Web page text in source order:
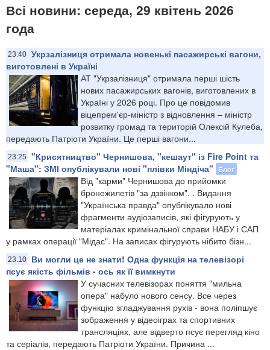
Всі новини: середа, 29 квітень 2026
года
23:40 Укрзалізниця отримала новенькі пасажирські вагони,
виготовлені в Україні
АТ "Укрзалізниця" отримала перші шість
нових пасажирських вагонів, виготовлених в
Україні у 2026 році. Про це повідомив
віцепрем'єр-міністр з відновлення – міністр
розвитку громад та територій Олексій Кулеба,
передають Патріоти України. Це перші вагони...
23:25
"Крисятництво" Чернишова, "кешаут" із Fire Point та
"Маша": ЗМІ опублікували нові "плівки Міндіча"
Блог
Від "карми" Чернишова до прийомки
бронежилетів "за дзвінком". . Видання
"Українська правда" опублікувало нові
фрагменти аудіозаписів, які фігурують у
матеріалах кримінальної справи НАБУ і САП
у рамках операції "Мідас". На записах фігурують нібито бізн...
23:10
Ви могли це не знати! Одна функція на телевізорі
псує якість фільмів - ось як її вимкнути
У сучасних телевізорах поняття "мильна
опера" набуло нового сенсу. Все через
функцію згладжування рухів - вона поліпшує
зображення у відеоіграх та спортивних
трансляціях, але відверто псує перегляд кіно
та серіалів, передають Патріоти України. Причина ...